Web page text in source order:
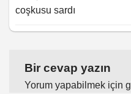
coşkusu sardı
Bir cevap yazın
Yorum yapabilmek için